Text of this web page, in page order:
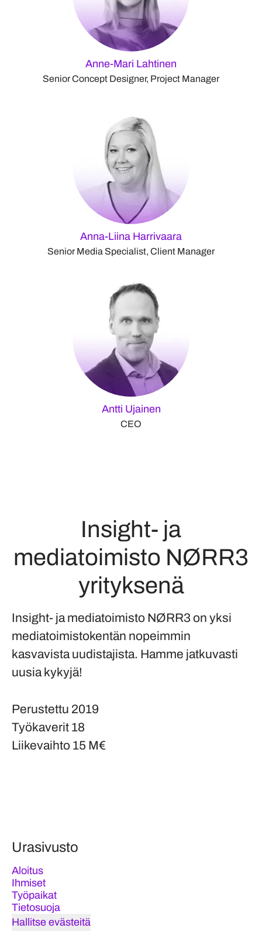
Anne-Mari Lahtinen
Senior Concept Designer, Project Manager
Anna-Liina Harrivaara
Senior Media Specialist, Client Manager
Antti Ujainen
CEO
Insight- ja
mediatoimisto NØRR3
yrityksenä
Insight- ja mediatoimisto NØRR3 on yksi
mediatoimistokentän nopeimmin
kasvavista uudistajista. Hamme jatkuvasti
uusia kykyjä!
Perustettu 2019
Työkaverit 18
Liikevaihto 15 M€
Urasivusto
Aloitus
Ihmiset
Työpaikat
Tietosuoja
Hallitse evästeitä